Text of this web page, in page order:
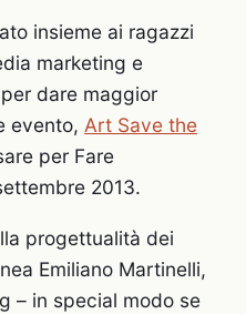
insieme ai ragazzi
marketing e
dare maggior
evento, Art Save the
per Fare
2013.
progettualità dei
Emiliano Martinelli,
– in special modo se